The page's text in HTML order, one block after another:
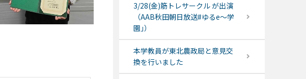
3/28(金)筋トレサークル が出演
（AAB秋田朝日放送#ゆるe〜学
園｣）
本学教員が東北農政局と意見交
換を行いました